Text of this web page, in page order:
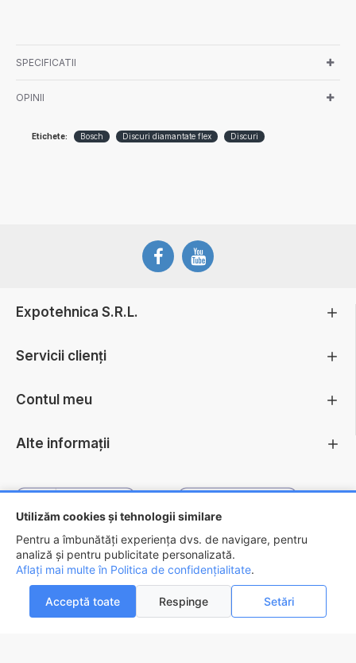
Utilizăm cookies și tehnologii similare
Pentru a îmbunătăți experiența dvs. de navigare, pentru
analiză și pentru publicitate personalizată.
Aflați mai multe în Politica de confidențialitate.
Acceptă toate Respinge Setări
ADAUGĂ ÎN COŞ AI INTREBARI?
SPECIFICATII
OPINII
Etichete: Bosch Discuri diamantate flex Discuri
Expotehnica S.R.L.
Servicii clienți
Contul meu
Alte informații
Copyright © 2026 - EXPOTEHNICA S.R.L.